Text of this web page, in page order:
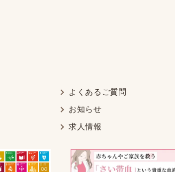
よくあるご質問
お知らせ
求人情報